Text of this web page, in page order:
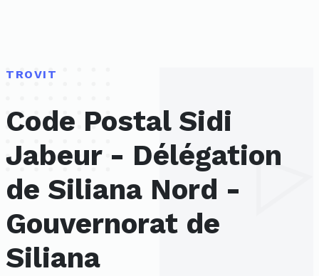
TROVIT
Code Postal Sidi
Jabeur - Délégation
de Siliana Nord -
Gouvernorat de
Siliana